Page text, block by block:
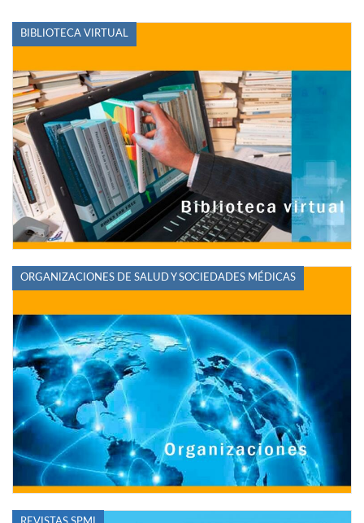
BIBLIOTECA VIRTUAL
ORGANIZACIONES DE SALUD Y SOCIEDADES MÉDICAS